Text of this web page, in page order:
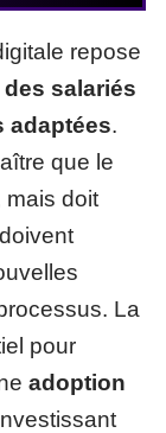
repose
salariés
adaptées.
que le
mais doit
La
pour
adoption